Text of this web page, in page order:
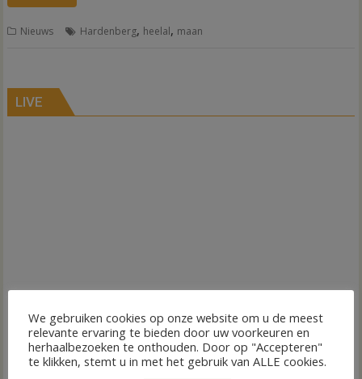
Nieuws Hardenberg, heelal, maan
LIVE
We gebruiken cookies op onze website om u de meest
relevante ervaring te bieden door uw voorkeuren en
herhaalbezoeken te onthouden. Door op "Accepteren"
te klikken, stemt u in met het gebruik van ALLE cookies.